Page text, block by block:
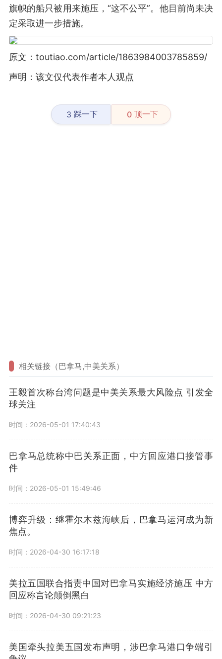
旗帜的船只被用来施压，“这不公平”。他目前尚未决
定采取进一步措施。
原文：toutiao.com/article/1863984003785859/
声明：该文仅代表作者本人观点
3 踩一下 0 顶一下
相关链接（巴拿马,中美关系）
王毅首次称台湾问题是中美关系最大风险点 引发全
球关注
时间：2026-05-01 17:40:43
巴拿马总统称中巴关系正面，中方回应港口接管事
件
时间：2026-05-01 15:49:46
博弈升级：继霍尔木兹海峡后，巴拿马运河成为新
焦点。
时间：2026-04-30 16:17:18
美拉五国联合指责中国对巴拿马实施经济施压 中方
回应称言论颠倒黑白
时间：2026-04-30 09:21:23
美国牵头拉美五国发布声明，涉巴拿马港口争端引